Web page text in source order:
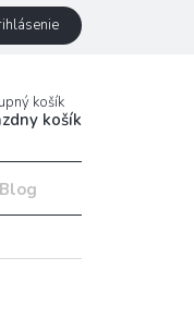
košík
košík
Blog